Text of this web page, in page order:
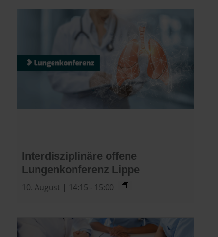
Interdisziplinäre offene
Lungenkonferenz Lippe
10. August | 14:15 - 15:00